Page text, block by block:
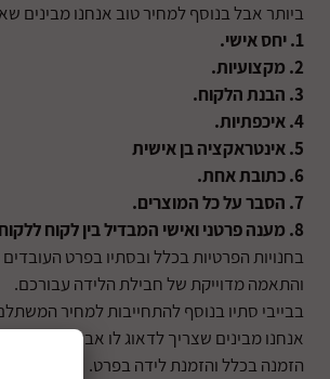
ביותר אבל בנוסף למחיר טוב אנחנו מבינים
1. יחס אישי.
2. מקצועיות.
3. הבנת הלקוח.
4. איכפתיות.
5. אינטראקציה בן אישית
6. כתובת אחת.
7. הסבר על כל המוצרים.
8. מענה פרטני ואישי המבדיל בין לקוח ללקוח.
בחנויות הפרטיות בכלל ובסתיו בפרט
והתאמה מדוייקת של חבילת הלידה עבורכם.
בבייבי סתיו בנוסף להתחייבות למחיר
אנחנו מבינים שצריך לדאוג לו אבל גם לכם
הזמנה בכלל והזמנת לידה בפרט.